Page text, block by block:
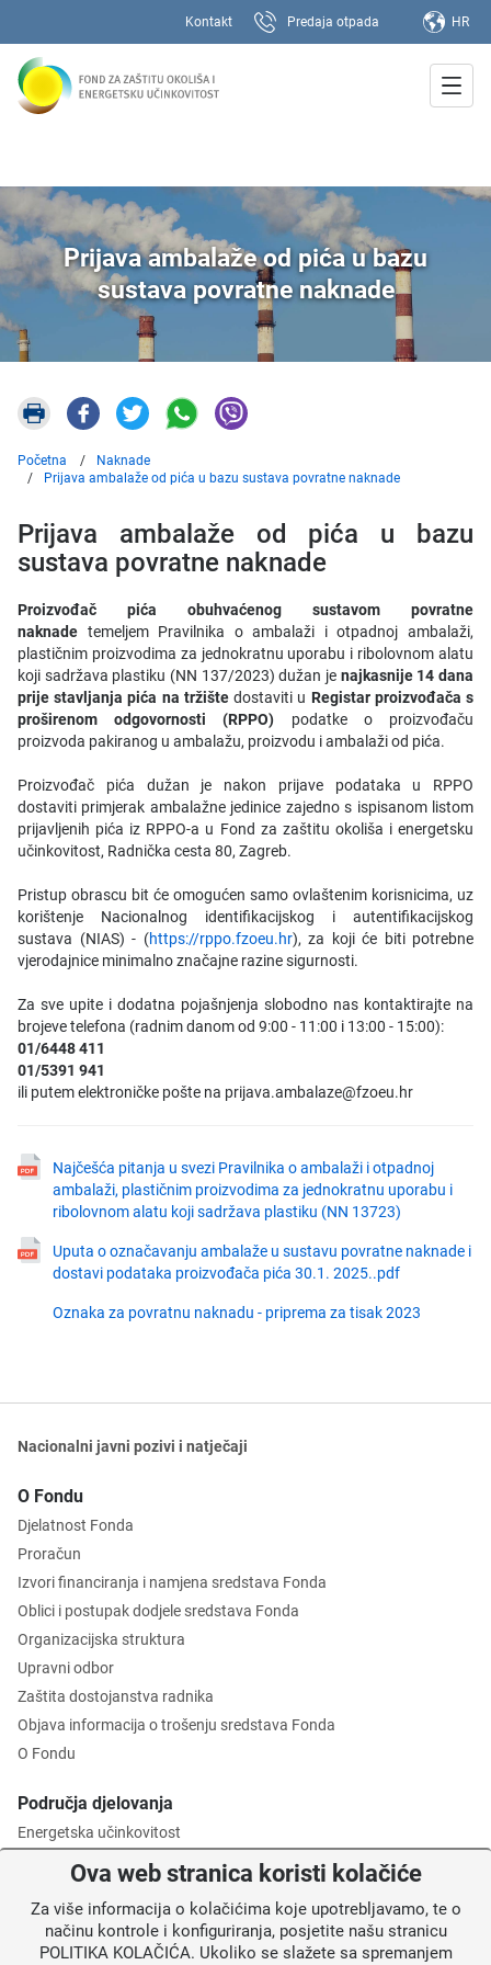
Kontakt Predaja otpada HR
Prijava ambalaže od pića u bazu
sustava povratne naknade
Početna
Naknade
Prijava ambalaže od pića u bazu sustava povratne naknade
Prijava ambalaže od pića u bazu
sustava povratne naknade
Proizvođač pića obuhvaćenog sustavom povratne
naknade temeljem Pravilnika o ambalaži i otpadnoj ambalaži,
plastičnim proizvodima za jednokratnu uporabu i ribolovnom alatu
koji sadržava plastiku (NN 137/2023) dužan je najkasnije 14 dana
prije stavljanja pića na tržištedostaviti u Registar proizvođača s
proširenom odgovornosti (RPPO) podatke o proizvođaču
proizvoda pakiranog u ambalažu, proizvodu i ambalaži od pića.
Proizvođač pića dužan je nakon prijave podataka u RPPO
dostaviti primjerak ambalažne jedinice zajedno s ispisanom listom
prijavljenih pića iz RPPO-a u Fond za zaštitu okoliša i energetsku
učinkovitost, Radnička cesta 80, Zagreb.
Pristup obrascu bit će omogućen samo ovlaštenim korisnicima, uz
korištenje Nacionalnog identifikacijskog i autentifikacijskog
sustava (NIAS) - (https://rppo.fzoeu.hr), za koji će biti potrebne
vjerodajnice minimalno značajne razine sigurnosti.
Za sve upite i dodatna pojašnjenja slobodno nas kontaktirajte na
brojeve telefona (radnim danom od 9:00 - 11:00 i 13:00 - 15:00):
01/6448 411
01/5391 941
ili putem elektroničke pošte na prijava.ambalaze@fzoeu.hr
Najčešća pitanja u svezi Pravilnika o ambalaži i otpadnoj
ambalaži, plastičnim proizvodima za jednokratnu uporabu i
ribolovnom alatu koji sadržava plastiku (NN 13723)
Uputa o označavanju ambalaže u sustavu povratne naknade i
dostavi podataka proizvođača pića 30.1. 2025..pdf
Oznaka za povratnu naknadu - priprema za tisak 2023
Nacionalni javni pozivi i natječaji
O Fondu
Djelatnost Fonda
Proračun
Izvori financiranja i namjena sredstava Fonda
Oblici i postupak dodjele sredstava Fonda
Organizacijska struktura
Upravni odbor
Zaštita dostojanstva radnika
Objava informacija o trošenju sredstava Fonda
O Fondu
Područja djelovanja
Energetska učinkovitost
Zaštita okoliša
Posredničko tijelo razine 2
Ova web stranica koristi kolačiće
Za više informacija o kolačićima koje upotrebljavamo, te o
načinu kontrole i konfiguriranja, posjetite našu stranicu
POLITIKA KOLAČIĆA. Ukoliko se slažete sa spremanjem